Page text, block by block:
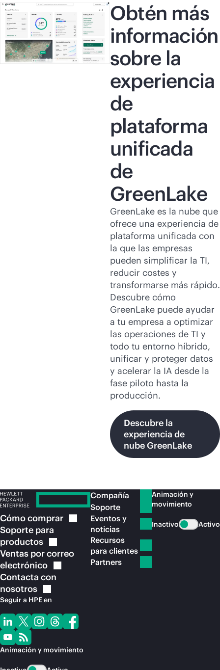
Obtén más
información
sobre la
experiencia
de
plataforma
unificada
de
GreenLake
GreenLake es la nube que
ofrece una experiencia de
plataforma unificada con
la que las empresas
pueden simplificar la TI,
reducir costes y
transformarse más rápido.
Descubre cómo
GreenLake puede ayudar
a tu empresa a optimizar
las operaciones de TI y
todo tu entorno híbrido,
unificar y proteger datos
y acelerar la IA desde la
fase piloto hasta la
producción.
Descubre la
experiencia de
nube GreenLake
Cómocomprar
Soporte para
productos
Ventas por correo
electrónico
Contacta con
nosotros
Seguir a HPE en
Animación y movimiento
Compañía
Soporte
Eventos y
noticias
Recursos
para clientes
Partners
Animación y
movimiento
Inactivo Activo